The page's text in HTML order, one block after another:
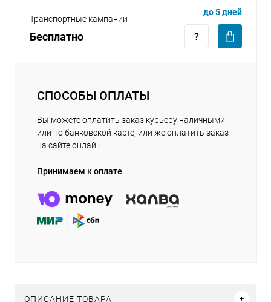
Транспортные кампании
Бесплатно
до 5 дней
СПОСОБЫ ОПЛАТЫ
Вы можете оплатить заказ курьеру наличными
или по банковской карте, или же оплатить заказ
на сайте онлайн.
Принимаем к оплате
ОПИСАНИЕ ТОВАРА